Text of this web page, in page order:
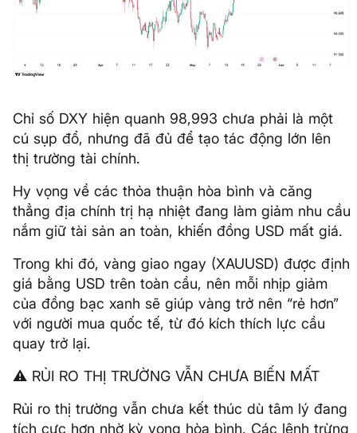
Chỉ số DXY hiện quanh 98,993 chưa phải là một
cú sụp đổ, nhưng đã đủ để tạo tác động lớn lên
thị trường tài chính.
Hy vọng về các thỏa thuận hòa bình và căng
thẳng địa chính trị hạ nhiệt đang làm giảm nhu cầu
nắm giữ tài sản an toàn, khiến đồng USD mất giá.
Trong khi đó, vàng giao ngay (XAUUSD) được định
giá bằng USD trên toàn cầu, nên mỗi nhịp giảm
của đồng bạc xanh sẽ giúp vàng trở nên “rẻ hơn”
với người mua quốc tế, từ đó kích thích lực cầu
quay trở lại.
⚠️ RỦI RO THỊ TRƯỜNG VẪN CHƯA BIẾN MẤT
Rủi ro thị trường vẫn chưa kết thúc dù tâm lý đang
tích cực hơn nhờ kỳ vọng hòa bình. Các lệnh trừng